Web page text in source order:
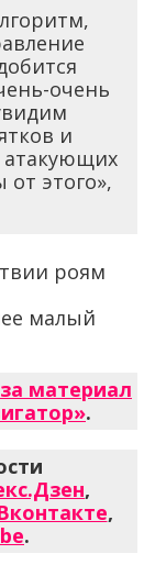
очень
и
атакующих
от этого»,
роям
малый
материал
.
,
,
.